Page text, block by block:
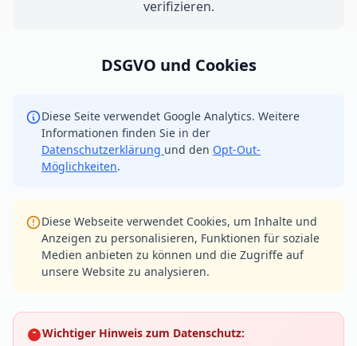
verifizieren.
DSGVO und Cookies
Diese Seite verwendet Google Analytics. Weitere
Informationen finden Sie in der
Datenschutzerklärung und den Opt-Out-
Möglichkeiten.
Diese Webseite verwendet Cookies, um Inhalte und
Anzeigen zu personalisieren, Funktionen für soziale
Medien anbieten zu können und die Zugriffe auf
unsere Website zu analysieren.
Wichtiger Hinweis zum Datenschutz: